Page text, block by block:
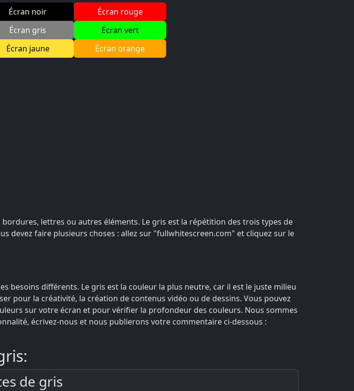
Écran noir
Écran rouge
Écran gris
Écran vert
Écran jaune Écran orange
lettres ou autres éléments. Le gris est la répétition des trois types de
devez faire plusieurs choses : allez sur "fullwhitescreen.com" et cliquez sur le
besoins différents. Le gris est la couleur la plus neutre, car il est le juste milieu
pour la créativité, la création de contenus vidéo ou de dessins. Vous pouvez
sur votre écran et pour vérifier la profondeur des couleurs. Nous sommes
écrivez-nous et nous publierons votre commentaire ci-dessous :
de gris